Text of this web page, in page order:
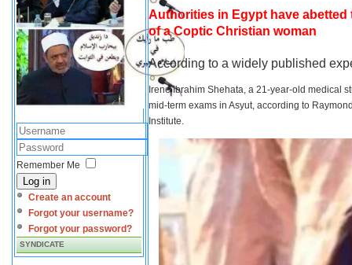
Remember Me
Log in
Create an account
Forgot your username?
Forgot your password?
SYNDICATE
Authorities in Egypt have
of a Coptic Christian woman
According to a widely published
Irene Ibrahim Shehata, a 21-year-old medical
mid-term exams in Asyut, according to
Institute.